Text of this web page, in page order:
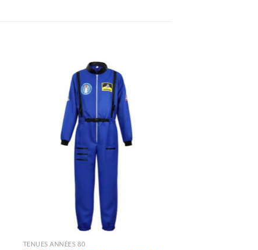
TENUES ANNÉES 80